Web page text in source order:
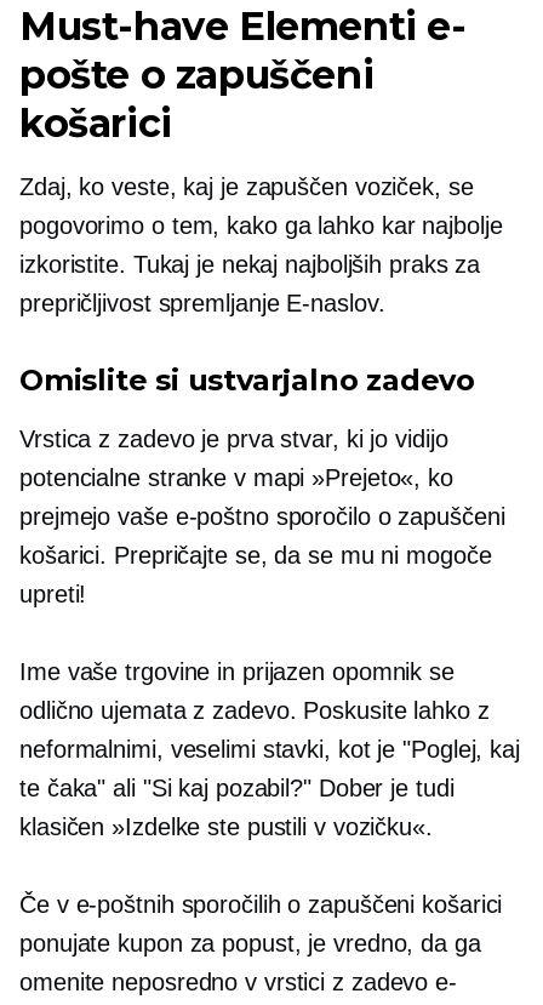
Must-have Elementi e-
pošte o zapuščeni
košarici
Zdaj, ko veste, kaj je zapuščen voziček, se
pogovorimo o tem, kako ga lahko kar najbolje
izkoristite. Tukaj je nekaj najboljših praks za
prepričljivost spremljanjeE-naslov.
Omislite si ustvarjalno zadevo
Vrstica z zadevo je prva stvar, ki jo vidijo
potencialne stranke v mapi »Prejeto«, ko
prejmejo vaše e-poštno sporočilo o zapuščeni
košarici. Prepričajte se, da se mu ni mogoče
upreti!
Ime vaše trgovine in prijazen opomnik se
odlično ujemata z zadevo. Poskusite lahko z
neformalnimi, veselimi stavki, kot je "Poglej, kaj
te čaka" ali "Si kaj pozabil?" Dober je tudi
klasičen »Izdelke ste pustili v vozičku«.
Če v e-poštnih sporočilih o zapuščeni košarici
ponujate kupon za popust, je vredno, da ga
omenite neposredno v vrstici z zadevo e-